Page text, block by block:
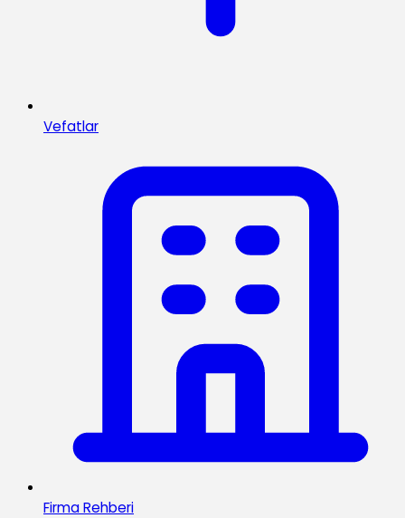
Vefatlar
Firma Rehberi